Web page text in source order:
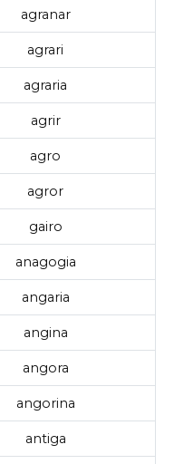
agranar
agrari
agraria
agrir
agro
agror
gairo
anagogia
angaria
angina
angora
angorina
antiga